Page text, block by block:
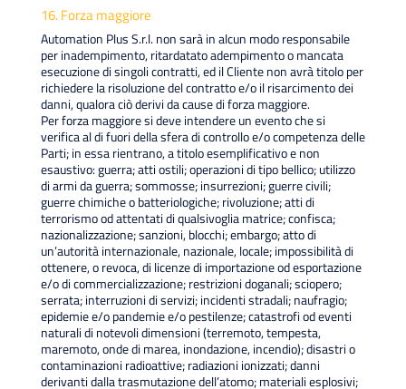
16. Forza maggiore
Automation Plus S.r.l. non sarà in alcun modo responsabile
per inadempimento, ritardatato adempimento o mancata
esecuzione di singoli contratti, ed il Cliente non avrà titolo per
richiedere la risoluzione del contratto e/o il risarcimento dei
danni, qualora ciò derivi da cause di forza maggiore.
Per forza maggiore si deve intendere un evento che si
verifica al di fuori della sfera di controllo e/o competenza delle
Parti; in essa rientrano, a titolo esemplificativo e non
esaustivo: guerra; atti ostili; operazioni di tipo bellico; utilizzo
di armi da guerra; sommosse; insurrezioni; guerre civili;
guerre chimiche o batteriologiche; rivoluzione; atti di
terrorismo od attentati di qualsivoglia matrice; confisca;
nazionalizzazione; sanzioni, blocchi; embargo; atto di
un’autorità internazionale, nazionale, locale; impossibilità di
ottenere, o revoca, di licenze di importazione od esportazione
e/o di commercializzazione; restrizioni doganali; sciopero;
serrata; interruzioni di servizi; incidenti stradali; naufragio;
epidemie e/o pandemie e/o pestilenze; catastrofi od eventi
naturali di notevoli dimensioni (terremoto, tempesta,
maremoto, onde di marea, inondazione, incendio); disastri o
contaminazioni radioattive; radiazioni ionizzati; danni
derivanti dalla trasmutazione dell’atomo; materiali esplosivi;